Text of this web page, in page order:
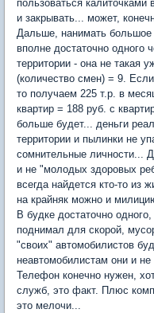
пользоваться калиточками
и закрывать... может,
Дальше, нанимать
вполне достаточно одного
территории - она не такая
(количество смен) = 9.
то получаем 225 т.р. в
квартир = 188 руб. с
больше будет... деньги
территории и пылинки не
сомнительные личности...
и не "молодых здоровых
всегда найдется кто-то из
на крайняк можно и
В будке достаточно
поднимал для скорой,
"своих" автомобилистов
неавтомобилистам они и не
Телефон конечно нужен,
служб, это факт. Плюс
это мелочи...